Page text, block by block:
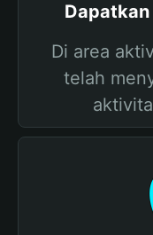
Dapatkan
Di area
telah